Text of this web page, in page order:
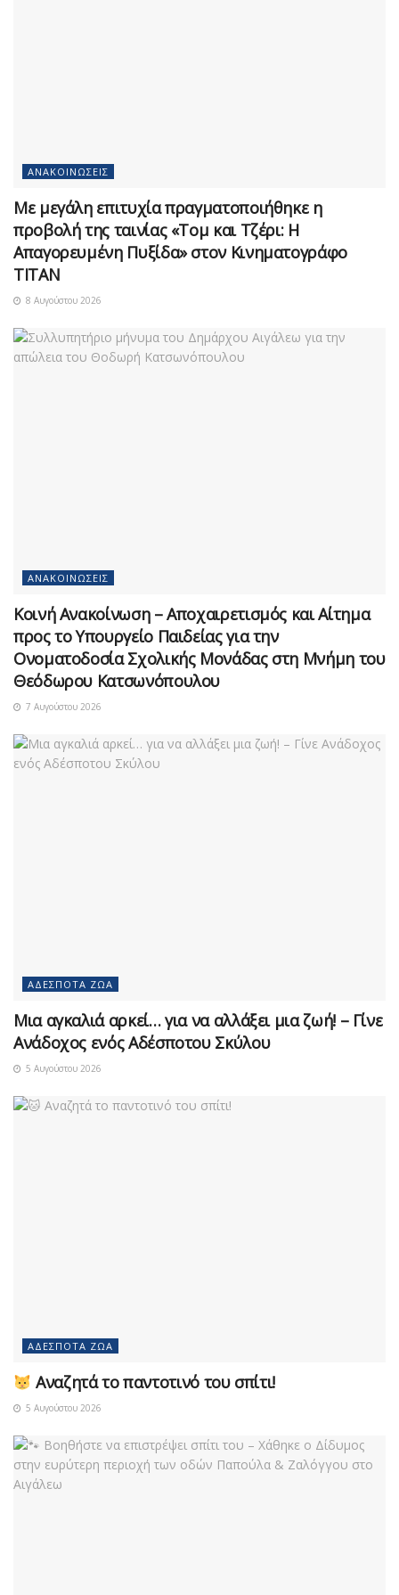
ΑΝΑΚΟΙΝΏΣΕΙΣ
Με μεγάλη επιτυχία πραγματοποιήθηκε η
προβολή της ταινίας «Τομ και Τζέρι: Η
Απαγορευμένη Πυξίδα» στον Κινηματογράφο
ΤΙΤΑΝ
8 Αυγούστου 2026
ΑΝΑΚΟΙΝΏΣΕΙΣ
Κοινή Ανακοίνωση – Αποχαιρετισμός και Αίτημα
προς το Υπουργείο Παιδείας για την
Ονοματοδοσία Σχολικής Μονάδας στη Μνήμη του
Θεόδωρου Κατσωνόπουλου
7 Αυγούστου 2026
ΑΔΈΣΠΟΤΑ ΖΏΑ
Μια αγκαλιά αρκεί… για να αλλάξει μια ζωή! – Γίνε
Ανάδοχος ενός Αδέσποτου Σκύλου
5 Αυγούστου 2026
ΑΔΈΣΠΟΤΑ ΖΏΑ
Αναζητά το παντοτινό του σπίτι!
5 Αυγούστου 2026